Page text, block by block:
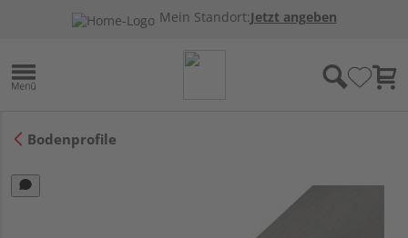
Mein Standort:Jetzt angeben
Bodenprofile